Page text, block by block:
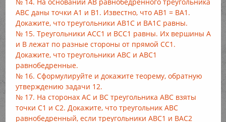
АВС даны точки А1 и В1. Известно, что АВ1 = ВА1.
Докажите, что треугольники АВ1С и ВА1С равны.
№ 15. Треугольники АСС1 и ВСС1 равны. Их вершины А
и В лежат по разные стороны от прямой СС1.
Докажите, что треугольники АВС и АВС1
равнобедренные.
№ 16. Сформулируйте и докажите теорему, обратную
утверждению задачи 12.
№ 17. На сторонах АС и ВС треугольника АВС взяты
точки С1 и С2. Докажите, что треугольник АВС
равнобедренный, если треугольники АВС1 и ВАС2